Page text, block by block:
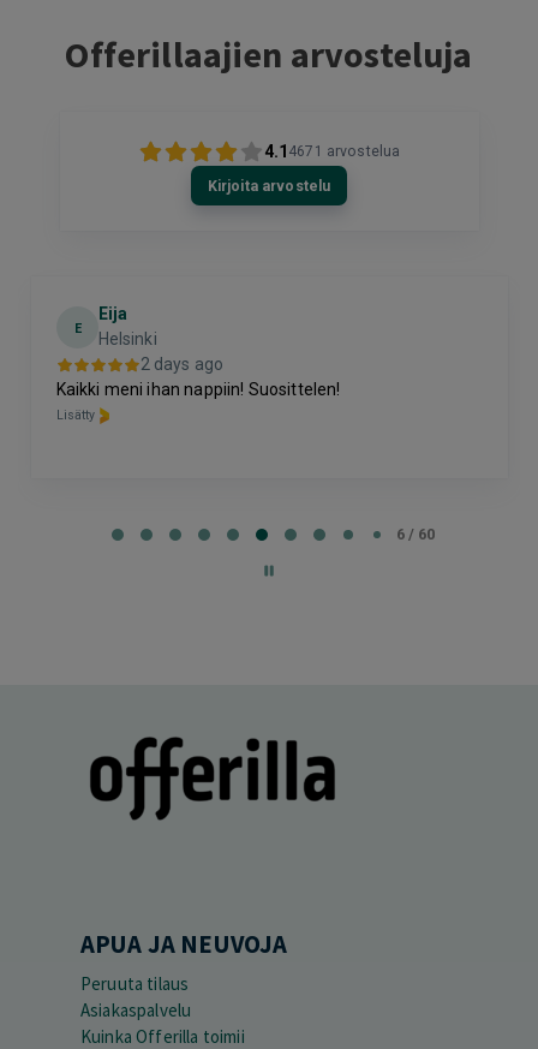
Offerillaajien arvosteluja
4.1 4671 arvostelua
Kirjoita arvostelu
E
Eija
Helsinki
2 days ago
Kaikki meni ihan nappiin! Suosittelen!
Lisätty
6 / 60
APUA JA NEUVOJA
Peruuta tilaus
Asiakaspalvelu
Kuinka Offerilla toimii